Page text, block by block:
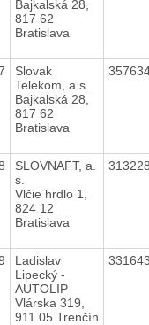
Bajkalská 28,
817 62
Bratislava
Slovak
Telekom, a.s.
Bajkalská 28,
817 62
Bratislava
SLOVNAFT, a.
s.
Vlčie hrdlo 1,
824 12
Bratislava
Ladislav
Lipecký -
AUTOLIP
Vlárska 319,
911 05 Trenčín